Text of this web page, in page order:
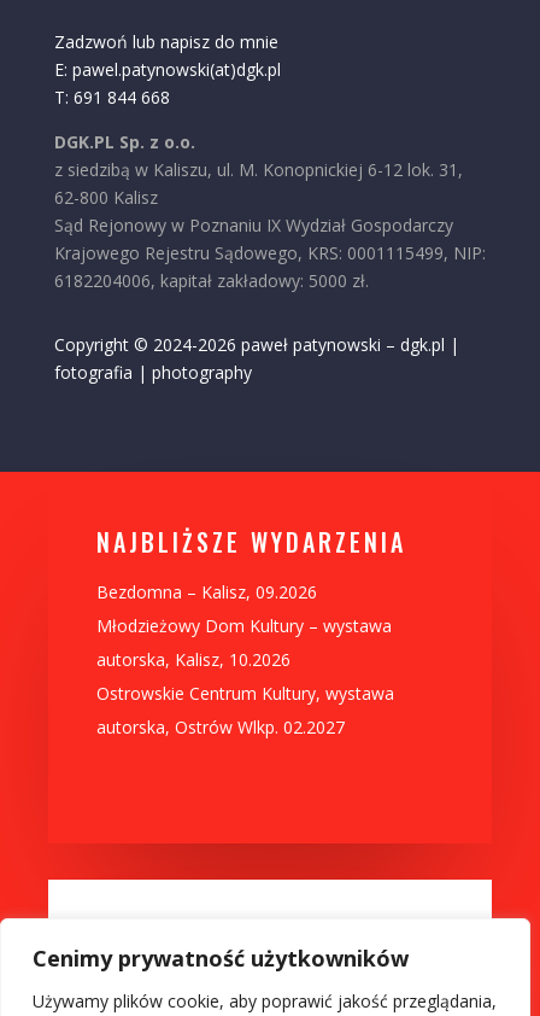
Cenimy prywatność użytkowników
Używamy plików cookie, aby poprawić jakość przeglądania,
Zadzwoń lub napisz do mnie
E: pawel.patynowski(at)dgk.pl
T: 691 844 668
DGK.PL Sp. z o.o.
z siedzibą w Kaliszu, ul. M. Konopnickiej 6-12 lok. 31,
62-800 Kalisz
Sąd Rejonowy w Poznaniu IX Wydział Gospodarczy
Krajowego Rejestru Sądowego, KRS: 0001115499, NIP:
6182204006, kapitał zakładowy: 5000 zł.
Copyright © 2024-2026 paweł patynowski – dgk.pl |
fotografia | photography
NAJBLIŻSZE WYDARZENIA
Bezdomna – Kalisz, 09.2026
Młodzieżowy Dom Kultury – wystawa
autorska, Kalisz, 10.2026
Ostrowskie Centrum Kultury, wystawa
autorska, Ostrów Wlkp. 02.2027
„LICZY SIĘ NIE TO, NA CO
PATRZYSZ, TYLKO TO, CO